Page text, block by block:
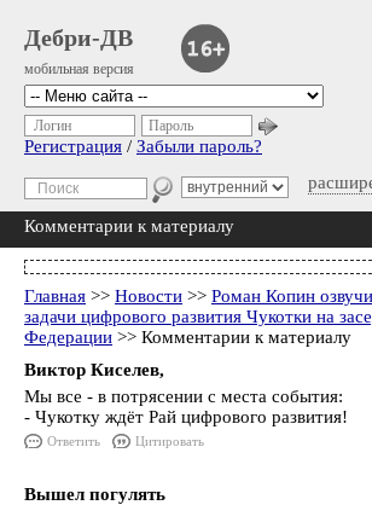
Дебри-ДВ
мобильная версия
Логин Пароль
Регистрация / Забыли пароль?
Комментарии к материалу
Главная >> Новости >> Роман Копин
задачи цифрового развития Чукотки на
Федерации >> Комментарии к материалу
Виктор Киселев,
Мы все - в потрясении с места события:
- Чукотку ждёт Рай цифрового развития!
Ответить Цитировать
Вышел погулять